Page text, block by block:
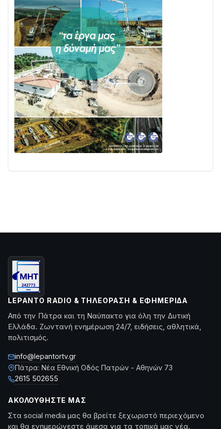
LEPANTO RADIO & ΤΗΛΕΌΡΑΣΗ & ΕΦΗΜΕΡΊΔΑ
Από την Πάτρα και τη Ναύπακτο για όλη την Δυτική
Ελλάδα. Ζωντανή ενημέρωση 24/7, ειδήσεις, αθλητικά,
πολιτισμός.
info@lepantortv.gr
Πάτρα: Νέα Εθνική Οδός Πατρών - Αθηνών 73
2615 502655
ΑΚΟΛΟΥΘΉΣΤΕ ΜΑΣ
Στα social media μας θα βρείτε ξεχωριστό περιεχόμενο
και θα ενημερώνεστε άμεσα για τα τοπικά μας νέα.